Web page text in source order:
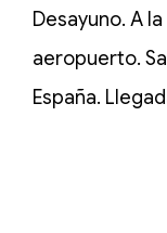
Desayuno. A
aeropuerto.
España.